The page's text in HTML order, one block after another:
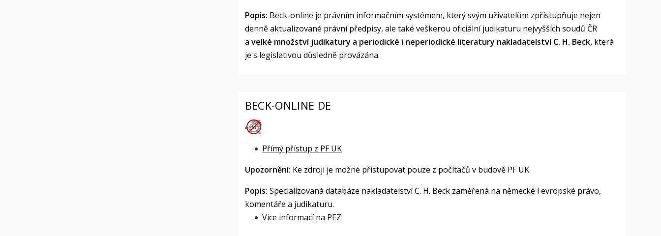
Popis: Beck-online je právním informačním systémem, který svým uživatelům zpřístupňuje nejen
denně aktualizované právní předpisy, ale také veškerou oficiální judikaturu nejvyšších soudů ČR
a velké množství judikatury a periodické i neperiodické literatury nakladatelství C. H. Beck,která
je s legislativou důsledně provázána.
BECK-ONLINE DE
Přímý přístup z PF UK
Upozornění: Ke zdroji je možné přistupovat pouze z počítačů v budově PF UK.
Popis: Specializovaná databáze nakladatelství C. H. Beck zaměřená na německé i evropské právo,
komentáře a judikaturu.
Více informací na PEZ